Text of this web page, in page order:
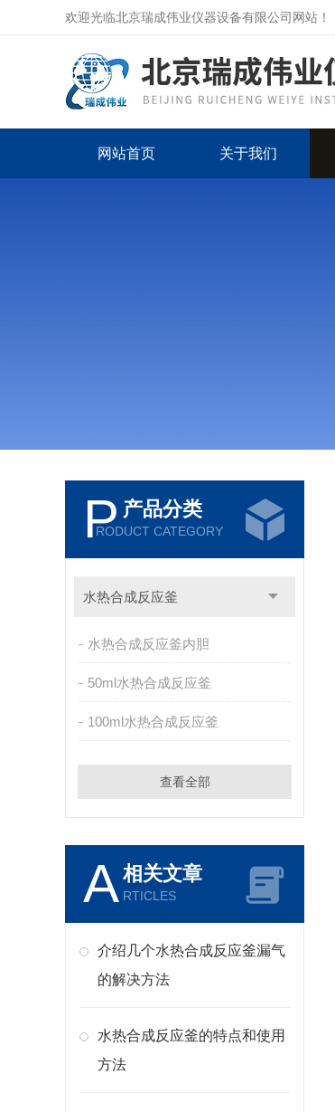
欢迎光临北京瑞成伟业仪器设备有限公司网站！
网站首页 关于我们
P 产品分类
RODUCT CATEGORY
水热合成反应釜
水热合成反应釜内胆
50ml水热合成反应釜
100ml水热合成反应釜
查看全部
A相关文章
RTICLES
介绍几个水热合成反应釜漏气
的解决方法
水热合成反应釜的特点和使用
方法